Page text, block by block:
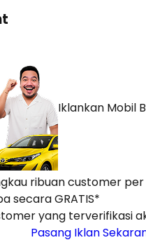
yang biasanya ditawarkan,
perlu kamu perhatikan
unit dan ketentuan area,
Iklankan Mobil
ribuan customer
secara GRATIS*
yang terverifikasi
Pasang Iklan